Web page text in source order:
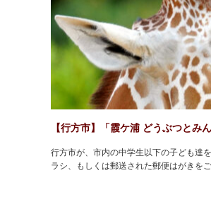
【行方市】「霞ケ浦 どうぶつとみ
行方市が、市内の中学生以下の子ども達
ラシ、もしくは郵送された郵便はがきを